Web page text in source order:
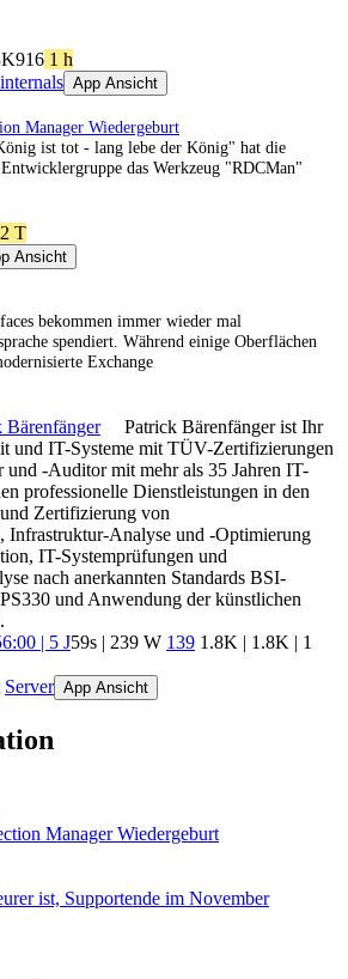
916 1 h
App Ansicht
Manager Wiedergeburt
ist tot - lang lebe der König" hat die
das Werkzeug "RDCMan"
2 T
Ansicht
bekommen immer wieder mal
spendiert. Während einige Oberflächen
Exchange
Bärenfänger
Patrick Bärenfänger ist Ihr
und IT-Systeme mit TÜV-Zertifizierungen
und -Auditor mit mehr als 35 Jahren IT-
professionelle Dienstleistungen in den
Zertifizierung von
Infrastruktur-Analyse und -Optimierung
IT-Systemprüfungen und
nach anerkannten Standards BSI-
und Anwendung der künstlichen
| 5 J59s | 239 W 139 1.8K | 1.8K | 1
Server App Ansicht
Manager Wiedergeburt
ist, Supportende im November